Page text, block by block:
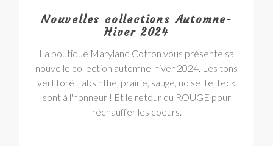
Nouvelles collections Automne-
Hiver 2024
La boutique Maryland Cotton vous présente sa
nouvelle collection automne-hiver 2024. Les tons
vert forêt, absinthe, prairie, sauge, noisette, teck
sont à l'honneur ! Et le retour du ROUGE pour
réchauffer les coeurs.